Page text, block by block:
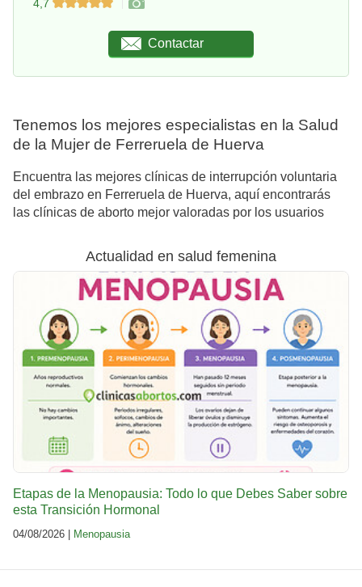
4,7
Contactar
Tenemos los mejores especialistas en la Salud
de la Mujer de Ferreruela de Huerva
Encuentra las mejores clínicas de interrupción voluntaria
del embrazo en Ferreruela de Huerva, aquí encontrarás
las clínicas de aborto mejor valoradas por los usuarios
Actualidad en salud femenina
Etapas de la Menopausia: Todo lo que Debes Saber sobre
esta Transición Hormonal
04/08/2026 | Menopausia